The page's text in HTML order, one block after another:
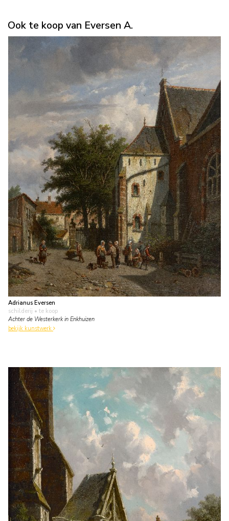
Ook te koop van Eversen A.
Adrianus Eversen
schilderij • te koop
Achter de Westerkerk in Enkhuizen
bekijk kunstwerk